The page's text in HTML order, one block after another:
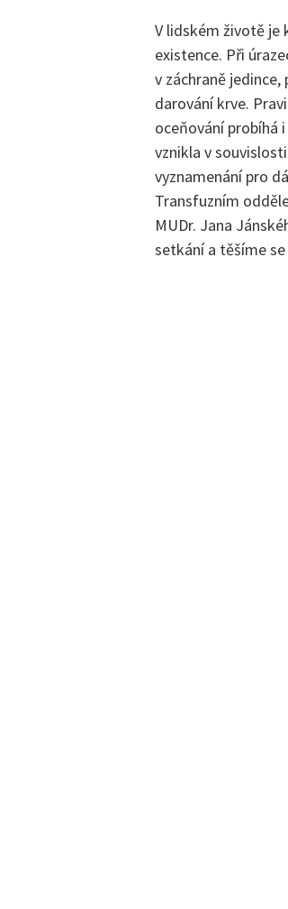
V lidském životě je
existence. Při
v záchraně
darování krve.
oceňování probíhá
vznikla v
vyznamenání pro
Transfuzním
MUDr. Jana
setkání a těšíme